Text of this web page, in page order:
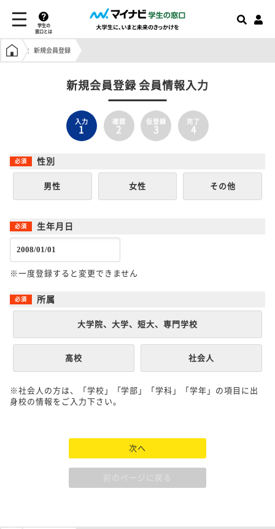
学生の
窓口とは
学生の窓口トップ
新規会員登録
新規会員登録 会員情報入力
入力
1
確認
2
仮登録
3
完了
4
性別
男性 女性 その他
生年月日
※一度登録すると変更できません
所属
大学院、大学、短大、専門学校
高校 社会人
※社会人の方は、「学校」「学部」「学科」「学年」の項目に出
身校の情報をご入力下さい。
次へ
前のページに戻る